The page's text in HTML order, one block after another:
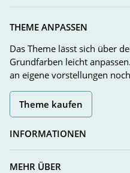
THEME ANPASSEN
Das Theme lässt sich über
Grundfarben leicht
an eigene vorstellungen
Theme kaufen
INFORMATIONEN
MEHR ÜBER